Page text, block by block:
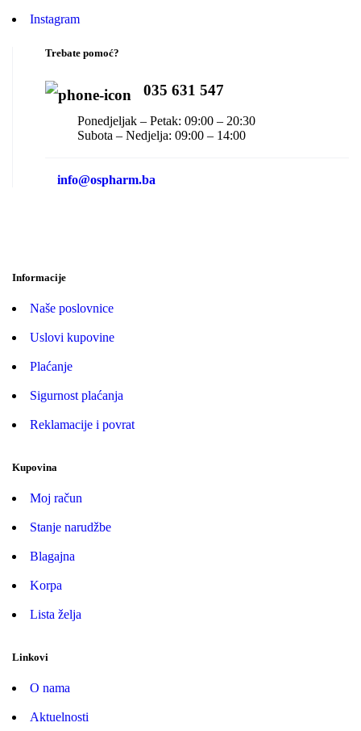
Instagram
Trebate pomoć?
035 631 547
Ponedjeljak – Petak: 09:00 – 20:30
Subota – Nedjelja: 09:00 – 14:00
info@ospharm.ba
Informacije
Naše poslovnice
Uslovi kupovine
Plaćanje
Sigurnost plaćanja
Reklamacije i povrat
Kupovina
Moj račun
Stanje narudžbe
Blagajna
Korpa
Lista želja
Linkovi
O nama
Aktuelnosti